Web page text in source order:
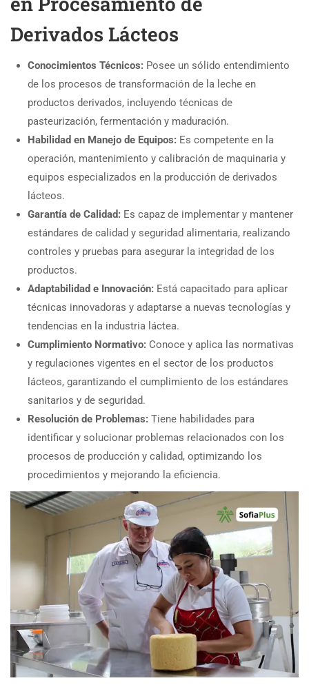
Derivados Lácteos
Conocimientos Técnicos: Posee un sólido entendimiento
de los procesos de transformación de la leche en
productos derivados, incluyendo técnicas de
pasteurización, fermentación y maduración.
Habilidad en Manejo de Equipos: Es competente en la
operación, mantenimiento y calibración de maquinaria y
equipos especializados en la producción de derivados
lácteos.
Garantía de Calidad: Es capaz de implementar y mantener
estándares de calidad y seguridad alimentaria, realizando
controles y pruebas para asegurar la integridad de los
productos.
Adaptabilidad e Innovación: Está capacitado para aplicar
técnicas innovadoras y adaptarse a nuevas tecnologías y
tendencias en la industria láctea.
Cumplimiento Normativo: Conoce y aplica las normativas
y regulaciones vigentes en el sector de los productos
lácteos, garantizando el cumplimiento de los estándares
sanitarios y de seguridad.
Resolución de Problemas: Tiene habilidades para
identificar y solucionar problemas relacionados con los
procesos de producción y calidad, optimizando los
procedimientos y mejorando la eficiencia.